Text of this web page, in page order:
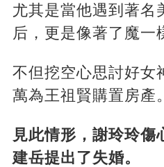
尤其是當他遇到著名
后，更是像著了魔一
不但挖空心思討好女
萬為王祖賢購置房產。
見此情形，謝玲玲傷
建岳提出了失婚。